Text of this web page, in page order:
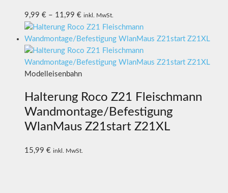
9,99 € – 11,99 € inkl. MwSt.
Modelleisenbahn
Halterung Roco Z21 Fleischmann
Wandmontage/Befestigung
WlanMaus Z21start Z21XL
15,99 € inkl. MwSt.